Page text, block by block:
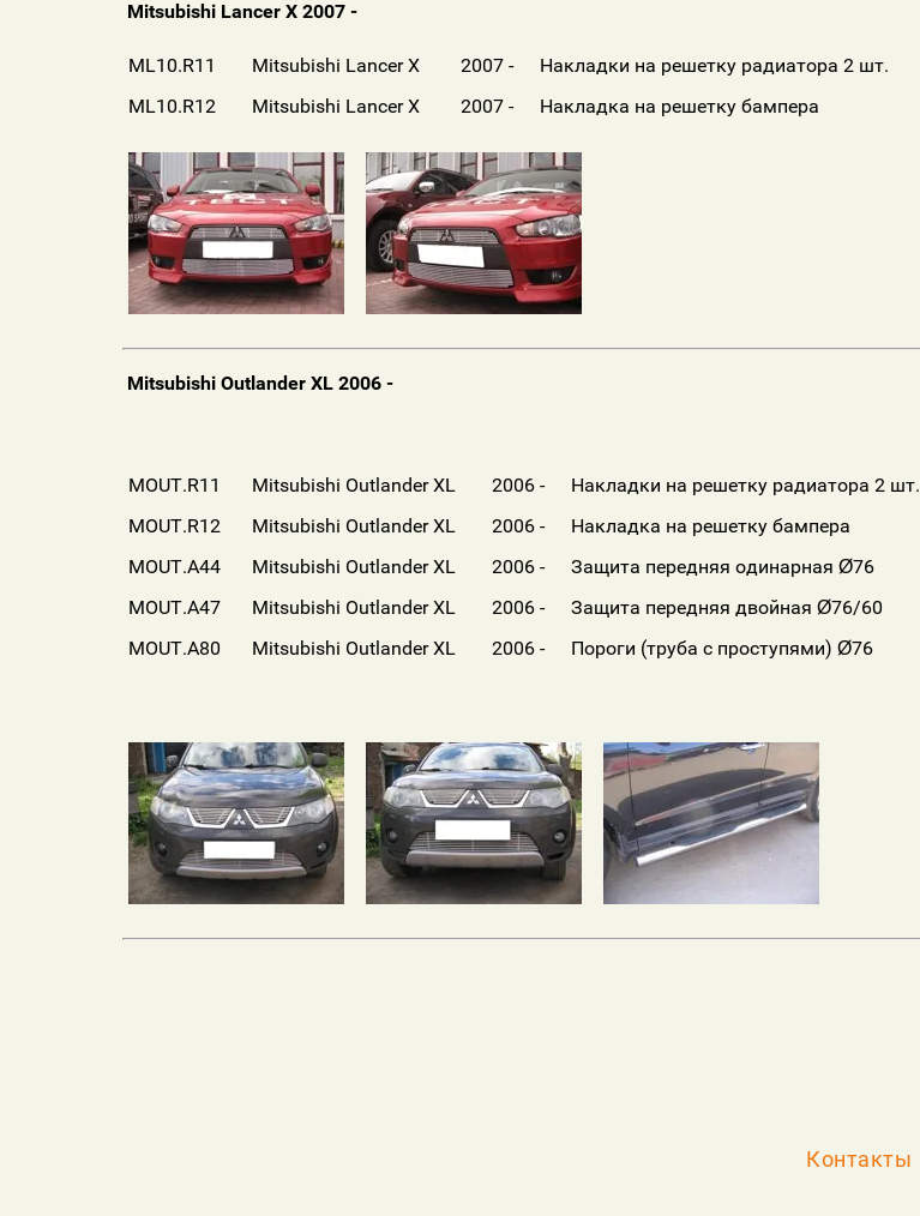
Mitsubishi Lancer X 2007 -
ML10.R11 Mitsubishi Lancer X 2007 -
Накладки на решетку радиатора 2 шт.
ML10.R12
Mitsubishi Lancer X 2007 - Накладка на решетку бампера
Mitsubishi Outlander XL 2006 -
MOUT.R11 Mitsubishi Outlander XL 2006 -
Накладки на решетку радиатора 2 шт.
MOUT.R12
Mitsubishi Outlander XL 2006 -
Накладка на решетку бампера
MOUT.A44
Mitsubishi Outlander XL 2006 -
Защита передняя одинарная Ø76
MOUT.A47
Mitsubishi Outlander XL 2006 -
Защита передняя двойная Ø76/60
MOUT.A80
Mitsubishi Outlander XL 2006 - Пороги (труба с проступями) Ø76
Контакты